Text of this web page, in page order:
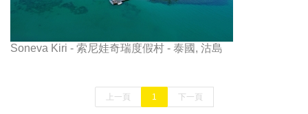
Soneva Kiri - 索尼娃奇瑞度假村 - 泰國, 沽島
上一頁 1 下一頁